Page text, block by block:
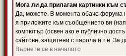
Мога ли да прилагам картинки към
Да, можете. В момента обаче форума
я приложите към съобщението ви
компютър (освен ако е публично
сайтове, защитени с парола и т.н. За
Върнете се в началото